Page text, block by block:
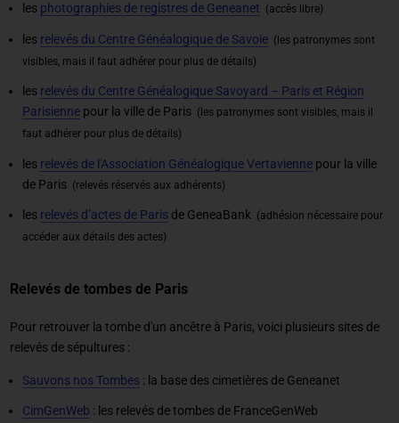
les photographies de registres de Geneanet (accès libre)
les relevés du Centre Généalogique de Savoie (les patronymes sont
visibles, mais il faut adhérer pour plus de détails)
les relevés du Centre Généalogique Savoyard – Paris et Région
Parisiennepour la ville de Paris (les patronymes sont visibles, mais il
faut adhérer pour plus de détails)
les relevés de l'Association Généalogique Vertaviennepour la ville
de Paris (relevés réservés aux adhérents)
les relevés d’actes de Paris de GeneaBank (adhésion nécessaire pour
accéder aux détails des actes)
Relevés de tombes de Paris
Pour retrouver la tombe d'un ancêtre à Paris, voici plusieurs sites de
relevés de sépultures :
Sauvons nos Tombes : la base des cimetières de Geneanet
CimGenWeb : les relevés de tombes de FranceGenWeb